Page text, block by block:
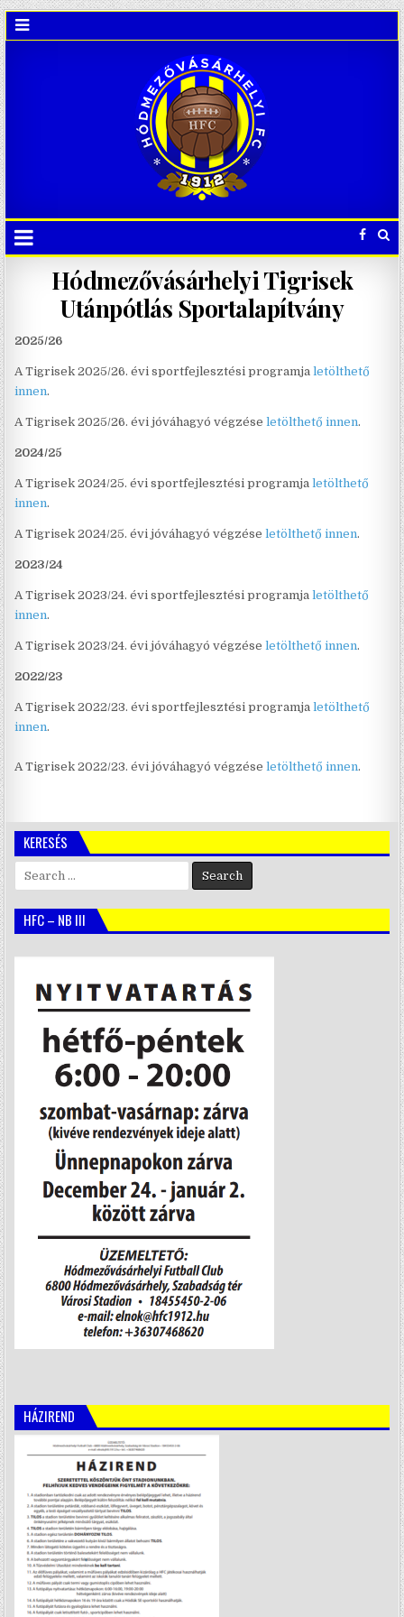
Hódmezővásárhelyi Tigrisek
Utánpótlás Sportalapítvány
2025/26
A Tigrisek 2025/26. évi sportfejlesztési programjaletölthető
innen.
A Tigrisek 2025/26. évi jóváhagyó végzéseletölthető innen.
2024/25
A Tigrisek 2024/25. évi sportfejlesztési programjaletölthető
innen.
A Tigrisek 2024/25. évi jóváhagyó végzéseletölthető innen.
2023/24
A Tigrisek 2023/24. évi sportfejlesztési programjaletölthető
innen.
A Tigrisek 2023/24. évi jóváhagyó végzéseletölthető innen.
2022/23
A Tigrisek 2022/23. évi sportfejlesztési programjaletölthető
innen.
A Tigrisek 2022/23. évi jóváhagyó végzéseletölthető innen.
KERESÉS
Search
for:
HFC – NB III
HÁZIREND